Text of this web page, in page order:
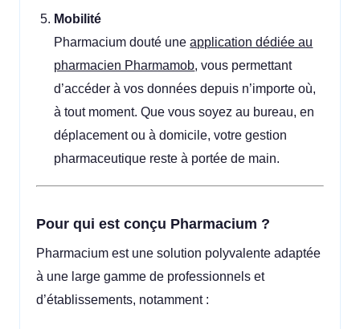
Mobilité
Pharmacium douté uneapplication dédiée au
pharmacien Pharmamob, vous permettant
d’accéder à vos données depuis n’importe où,
à tout moment. Que vous soyez au bureau, en
déplacement ou à domicile, votre gestion
pharmaceutique reste à portée de main.
Pour qui est conçu Pharmacium ?
Pharmacium est une solution polyvalente adaptée
à une large gamme de professionnels et
d’établissements, notamment :